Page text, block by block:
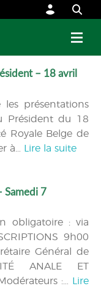
– 18 avril
présentations
Président du 18
Royale Belge de
à… Lire la suite
Samedi 7
obligatoire : via
9h00
Général de
ANALE ET
:…
Lire